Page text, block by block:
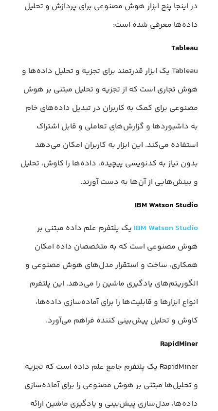
در اینجا پنج ابزار هوش مصنوعی برای پردازش و تحلیل
داده‌ها معرفی شده است:
Tableau
Tableau یک ابزار قدرتمند برای تجزیه و تحلیل داده‌ها و
هوش تجاری است که از تجزیه و تحلیل مبتنی بر هوش
مصنوعی برای کمک به کاربران در تبدیل داده‌های خام
به داشبوردها و گزارش‌های تعاملی و قابل اشتراک
استفاده می‌کند. این ابزار به کاربران امکان می‌دهد
بدون نیاز به کدنویسی پیچیده، داده‌ها را کاوش، تحلیل
و بینش‌هایی از آن‌ها به دست آورند.
IBM Watson Studio
IBM Watson Studio یک پلتفرم علم داده مبتنی بر
هوش مصنوعی است که به متخصصان داده امکان
همکاری، ساخت و استقرار مدل‌های هوش مصنوعی و
الگوریتم‌های یادگیری ماشین را می‌دهد. این پلتفرم
انواع ابزارها و قابلیت‌ها را برای آماده‌سازی داده‌ها،
کاوش و تحلیل پیش‌بینی کننده فراهم می‌آورد.
RapidMiner
RapidMiner یک پلتفرم جامع علم داده است که تجزیه
و تحلیل‌ها مبتنی بر هوش مصنوعی را برای آماده‌سازی
داده‌ها، مدل‌سازی پیش‌بینی و یادگیری ماشین ارائه